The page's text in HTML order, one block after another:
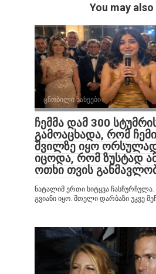
You may
ცნობილი სახეები
ჩემმა დამ 300
გამოაცხადა, რომ
შვილზე იყო
იცოდა, რომ ზუსტად
ოთხი თვის
ნატალიმ ერთი სიტყვა ჩასჩურჩულა.
გვიანი იყო. მთელი დარბაზი უკვე